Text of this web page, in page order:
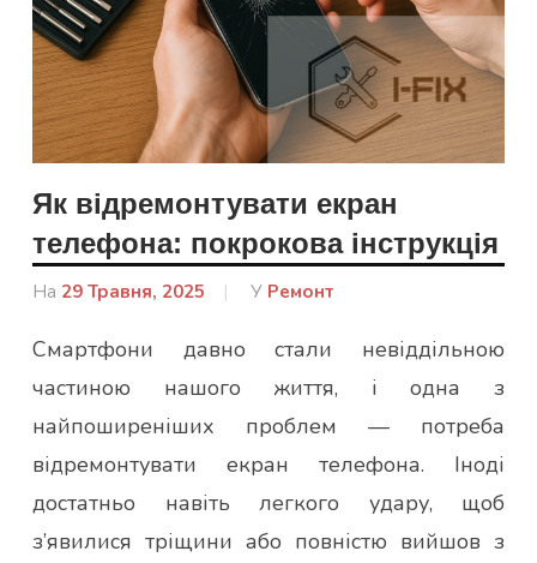
Як відремонтувати екран
телефона: покрокова інструкція
На 29 Травня, 2025
Від
Юлія
У Ремонт
Смартфони давно стали невіддільною
частиною нашого життя, і одна з
найпоширеніших проблем — потреба
відремонтувати екран телефона. Іноді
достатньо навіть легкого удару, щоб
з’явилися тріщини або повністю вийшов з